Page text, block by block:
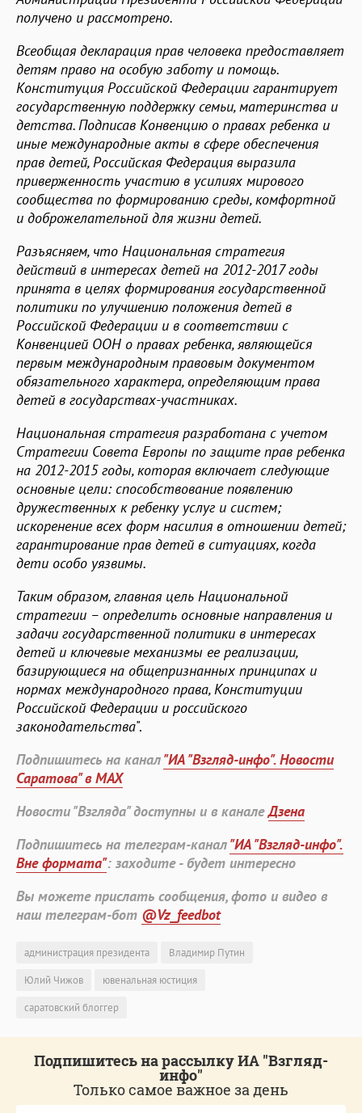
получено и рассмотрено.
Всеобщая декларация прав человека предоставляет
детям право на особую заботу и помощь.
Конституция Российской Федерации гарантирует
государственную поддержку семьи, материнства и
детства. Подписав Конвенцию о правах ребенка и
иные международные акты в сфере обеспечения
прав детей, Российская Федерация выразила
приверженность участию в усилиях мирового
сообщества по формированию среды, комфортной
и доброжелательной для жизни детей.
Разъясняем, что Национальная стратегия
действий в интересах детей на 2012-2017 годы
принята в целях формирования государственной
политики по улучшению положения детей в
Российской Федерации и в соответствии с
Конвенцией ООН о правах ребенка, являющейся
первым международным правовым документом
обязательного характера, определяющим права
детей в государствах-участниках.
Национальная стратегия разработана с учетом
Стратегии Совета Европы по защите прав ребенка
на 2012-2015 годы, которая включает следующие
основные цели: способствование появлению
дружественных к ребенку услуг и систем;
искоренение всех форм насилия в отношении детей;
гарантирование прав детей в ситуациях, когда
дети особо уязвимы.
Таким образом, главная цель Национальной
стратегии – определить основные направления и
задачи государственной политики в интересах
детей и ключевые механизмы ее реализации,
базирующиеся на общепризнанных принципах и
нормах международного права, Конституции
Российской Федерации и российского
законодательства".
Подпишитесь на канал"ИА "Взгляд-инфо". Новости
Саратова" в MAX
Новости "Взгляда" доступны и в каналеДзена
Подпишитесь на телеграм-канал"ИА "Взгляд-инфо".
Вне формата": заходите - будет интересно
Вы можете прислать сообщения, фото и видео в
наш телеграм-бот @Vz_feedbot
администрация президента
Владимир Путин
Юлий Чижов
ювенальная юстиция
саратовский блоггер
Подпишитесь на рассылку ИА "Взгляд-
инфо"
Только самое важное за день